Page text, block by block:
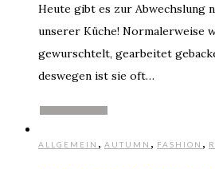
Heute gibt es zur Abwechslung
unserer Küche! Normalerweise
gewurschtelt, gearbeitet
deswegen ist sie oft…
ALLGEMEIN , AUTUMN , FASHION ,